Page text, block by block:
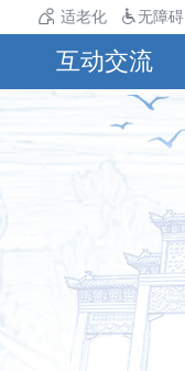
低气温24℃。
适老化 无障碍
互动交流